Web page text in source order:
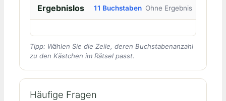
Ergebnislos 11 Buchstaben Ohne Ergebnis
Tipp: Wählen Sie die Zeile, deren Buchstabenanzahl
zu den Kästchen im Rätsel passt.
Häufige Fragen